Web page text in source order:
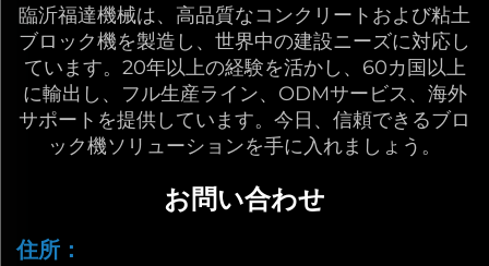
臨沂福達機械は、高品質なコンクリートおよび粘土
ブロック機を製造し、世界中の建設ニーズに対応し
ています。20年以上の経験を活かし、60カ国以上
に輸出し、フル生産ライン、ODMサービス、海外
サポートを提供しています。今日、信頼できるブロ
ック機ソリューションを手に入れましょう。
お問い合わせ
住所：